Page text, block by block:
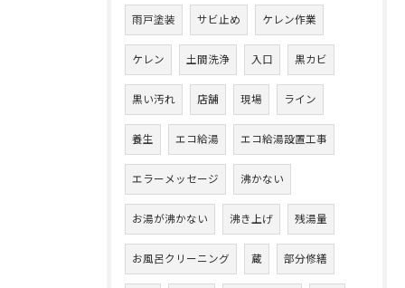
雨戸塗装 サビ止め ケレン作業
ケレン 土間洗浄 入口 黒カビ
黒い汚れ 店舗 現場 ライン
養生 エコ給湯 エコ給湯設置工事
エラーメッセージ 沸かない
お湯が沸かない 沸き上げ 残湯量
お風呂クリーニング 蔵 部分修繕